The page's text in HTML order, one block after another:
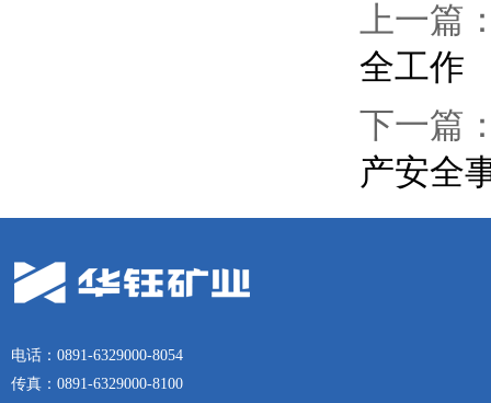
上一篇
全工作
下一篇
产安全
电话：0891-6329000-8054
传真：0891-6329000-8100